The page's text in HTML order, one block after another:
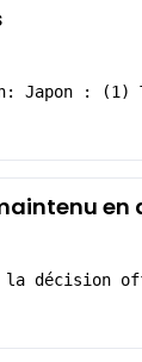
Japon :
la